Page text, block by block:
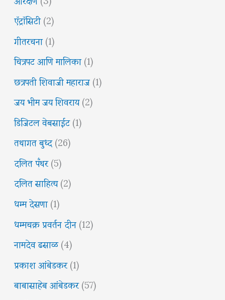
ऍट्रॉसिटी(2)
गीतरचना(1)
चित्रपट आणि मालिका(1)
छत्रपती शिवाजी महाराज(1)
जय भीम जय शिवराय(2)
डिजिटल वेबसाईट(1)
तथागत बुध्द(26)
दलित पँथर(5)
दलित साहित्य(2)
धम्म देसणा(1)
धम्मचक्र प्रवर्तन दीन(12)
नामदेव ढसाळ(4)
प्रकाश आंबेडकर(1)
बाबासाहेब आंबेडकर(57)